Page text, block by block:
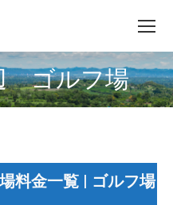
ゴルフ場
here:
料金一覧 | ゴルフ場